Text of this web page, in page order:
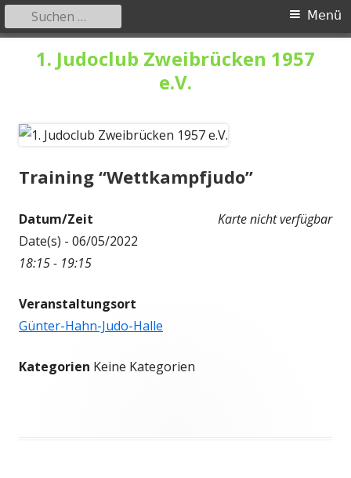
1. Judoclub Zweibrücken 1957
e.V.
Primäres
Menü
Menü
Suchen
nach:
Training “Wettkampfjudo”
Karte nicht verfügbar
Datum/Zeit
Date(s) - 06/05/2022
18:15 - 19:15
Veranstaltungsort
Günter-Hahn-Judo-Halle
Kategorien Keine Kategorien